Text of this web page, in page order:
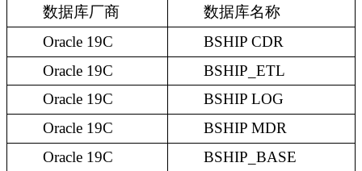
数据库厂商
数据库名称
Oracle 19C
BSHIP CDR
Oracle 19C
BSHIP_ETL
Oracle 19C
BSHIP LOG
Oracle 19C
BSHIP MDR
Oracle 19C
BSHIP_BASE